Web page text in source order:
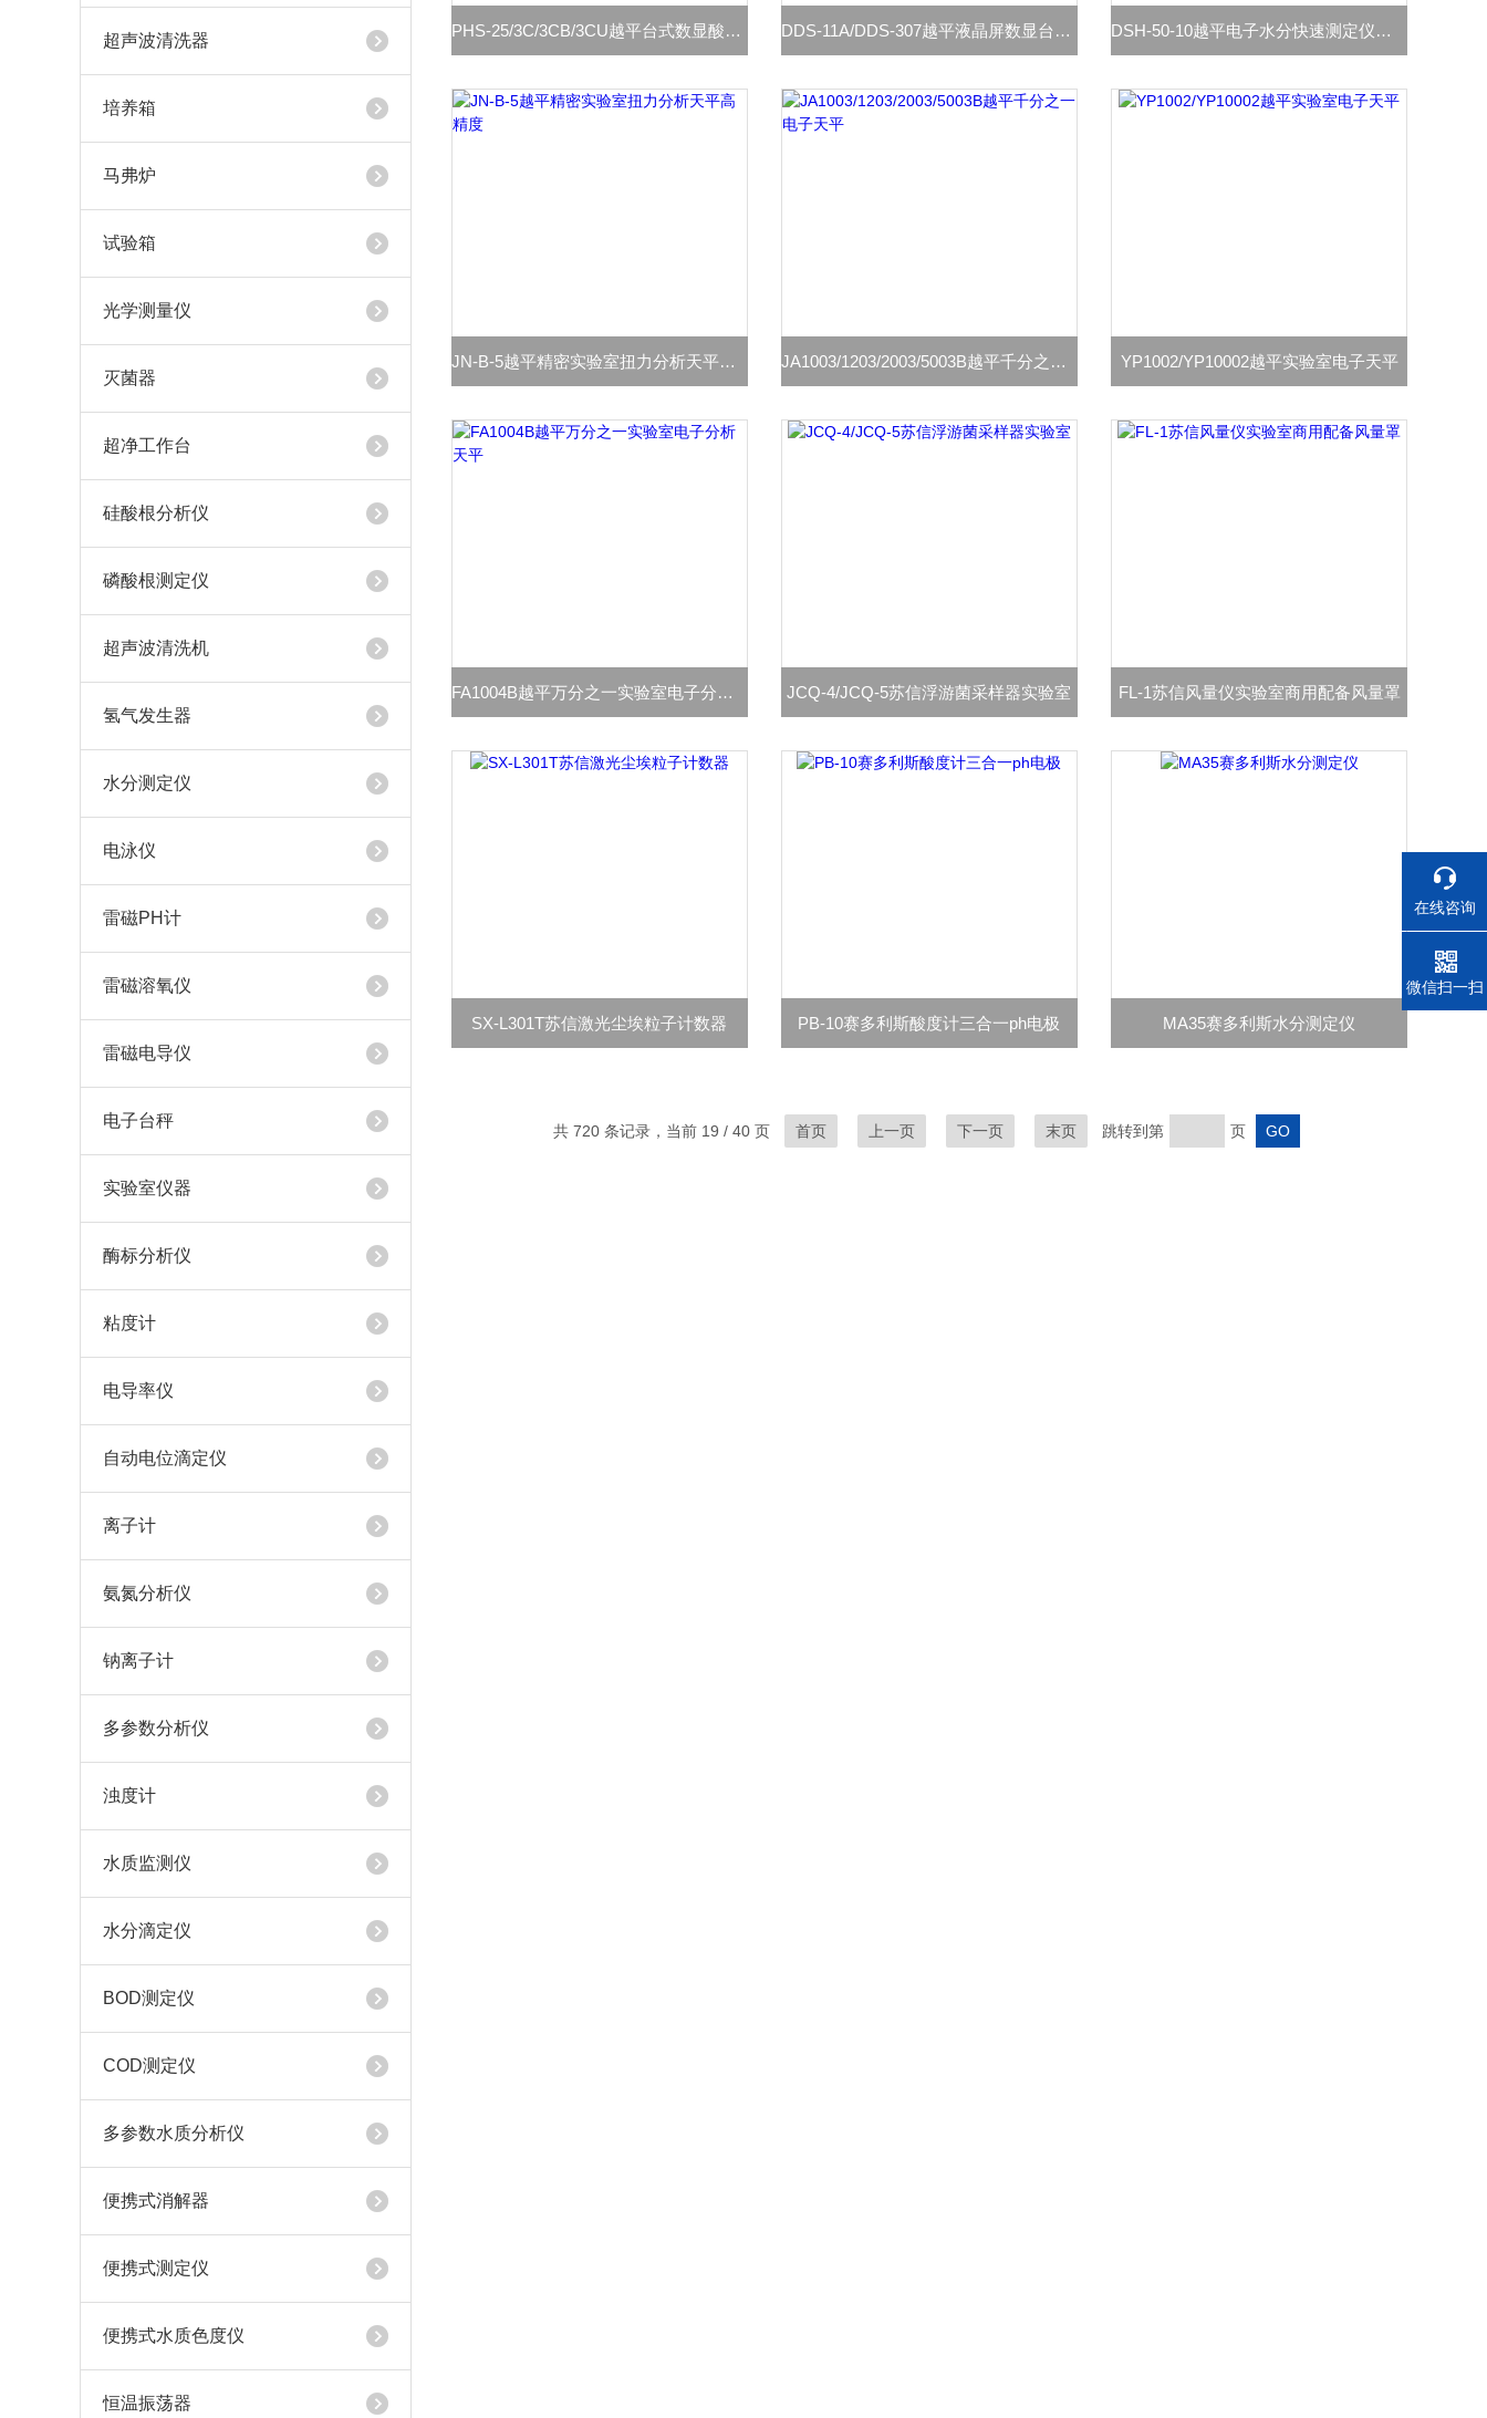
超声波清洗器
培养箱
马弗炉
试验箱
光学测量仪
灭菌器
超净工作台
硅酸根分析仪
磷酸根测定仪
超声波清洗机
氢气发生器
水分测定仪
电泳仪
雷磁PH计
雷磁溶氧仪
雷磁电导仪
电子台秤
实验室仪器
酶标分析仪
粘度计
电导率仪
自动电位滴定仪
离子计
氨氮分析仪
钠离子计
多参数分析仪
浊度计
水质监测仪
水分滴定仪
BOD测定仪
COD测定仪
多参数水质分析仪
便携式消解器
便携式测定仪
便携式水质色度仪
恒温振荡器
PHS-25/3C/3CB/3CU越平台式数显酸度计 DDS-11A/DDS-307越平液晶屏数显台式电导率仪 DSH-50-10越平电子水分快速测定仪卤素水份仪
JN-B-5越平精密实验室扭力分析天平高精度 JA1003/1203/2003/5003B越平千分之一电子天平 YP1002/YP10002越平实验室电子天平
FA1004B越平万分之一实验室电子分析天平 JCQ-4/JCQ-5苏信浮游菌采样器实验室 FL-1苏信风量仪实验室商用配备风量罩
SX-L301T苏信激光尘埃粒子计数器 PB-10赛多利斯酸度计三合一ph电极 MA35赛多利斯水分测定仪
共 720 条记录，当前 19 / 40 页 首页 上一页 下一页 末页 跳转到第 页
在线咨询
电话
微信扫一扫